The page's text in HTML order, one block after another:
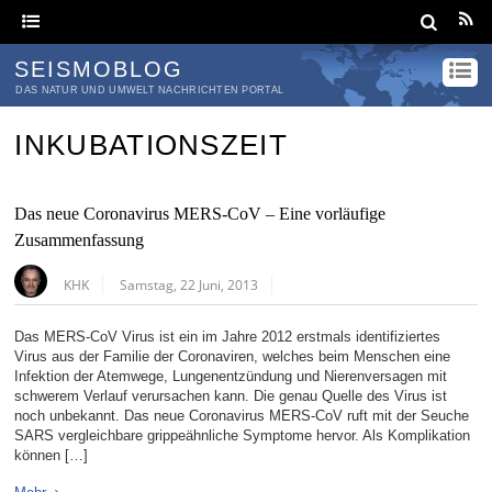
SEISMOBLOG
DAS NATUR UND UMWELT NACHRICHTEN PORTAL
INKUBATIONSZEIT
Das neue Coronavirus MERS-CoV – Eine vorläufige
Zusammenfassung
KHK Samstag, 22 Juni, 2013
Das MERS-CoV Virus ist ein im Jahre 2012 erstmals identifiziertes
Virus aus der Familie der Coronaviren, welches beim Menschen eine
Infektion der Atemwege, Lungenentzündung und Nierenversagen mit
schwerem Verlauf verursachen kann. Die genau Quelle des Virus ist
noch unbekannt. Das neue Coronavirus MERS-CoV ruft mit der Seuche
SARS vergleichbare grippeähnliche Symptome hervor. Als Komplikation
können […]